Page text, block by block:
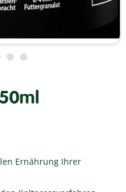
Ernährung Ihrer